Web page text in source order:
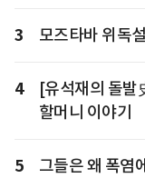
3 모즈타바 위독
4
[유석재의 돌발
할머니 이야기
5 그들은 왜 폭염